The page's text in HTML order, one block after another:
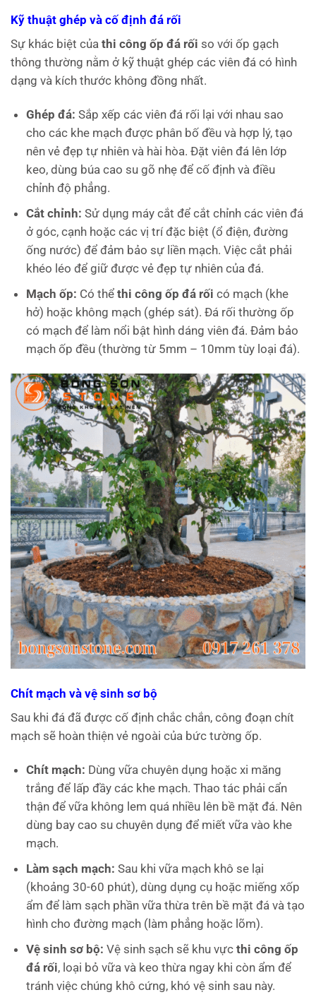
Kỹ thuật ghép và cố định đá rối
Sự khác biệt của thi công ốp đá rối so với ốp gạch
thông thường nằm ở kỹ thuật ghép các viên đá có hình
dạng và kích thước không đồng nhất.
Ghép đá: Sắp xếp các viên đá rối lại với nhau sao
cho các khe mạch được phân bố đều và hợp lý, tạo
nên vẻ đẹp tự nhiên và hài hòa. Đặt viên đá lên lớp
keo, dùng búa cao su gõ nhẹ để cố định và điều
chỉnh độ phẳng.
Cắt chỉnh: Sử dụng máy cắt để cắt chỉnh các viên đá
ở góc, cạnh hoặc các vị trí đặc biệt (ổ điện, đường
ống nước) để đảm bảo sự liền mạch. Việc cắt phải
khéo léo để giữ được vẻ đẹp tự nhiên của đá.
Mạch ốp: Có thể thi công ốp đá rối có mạch (khe
hở) hoặc không mạch (ghép sát). Đá rối thường ốp
có mạch để làm nổi bật hình dáng viên đá. Đảm bảo
mạch ốp đều (thường từ 5mm – 10mm tùy loại đá).
Chít mạch và vệ sinh sơ bộ
Sau khi đá đã được cố định chắc chắn, công đoạn chít
mạch sẽ hoàn thiện vẻ ngoài của bức tường ốp.
Chít mạch: Dùng vữa chuyên dụng hoặc xi măng
trắng để lấp đầy các khe mạch. Thao tác phải cẩn
thận để vữa không lem quá nhiều lên bề mặt đá. Nên
dùng bay cao su chuyên dụng để miết vữa vào khe
mạch.
Làm sạch mạch: Sau khi vữa mạch khô se lại
(khoảng 30-60 phút), dùng dụng cụ hoặc miếng xốp
ẩm để làm sạch phần vữa thừa trên bề mặt đá và tạo
hình cho đường mạch (làm phẳng hoặc lõm).
Vệ sinh sơ bộ: Vệ sinh sạch sẽ khu vực thi công ốp
đá rối, loại bỏ vữa và keo thừa ngay khi còn ẩm để
tránh việc chúng khô cứng, khó vệ sinh sau này.